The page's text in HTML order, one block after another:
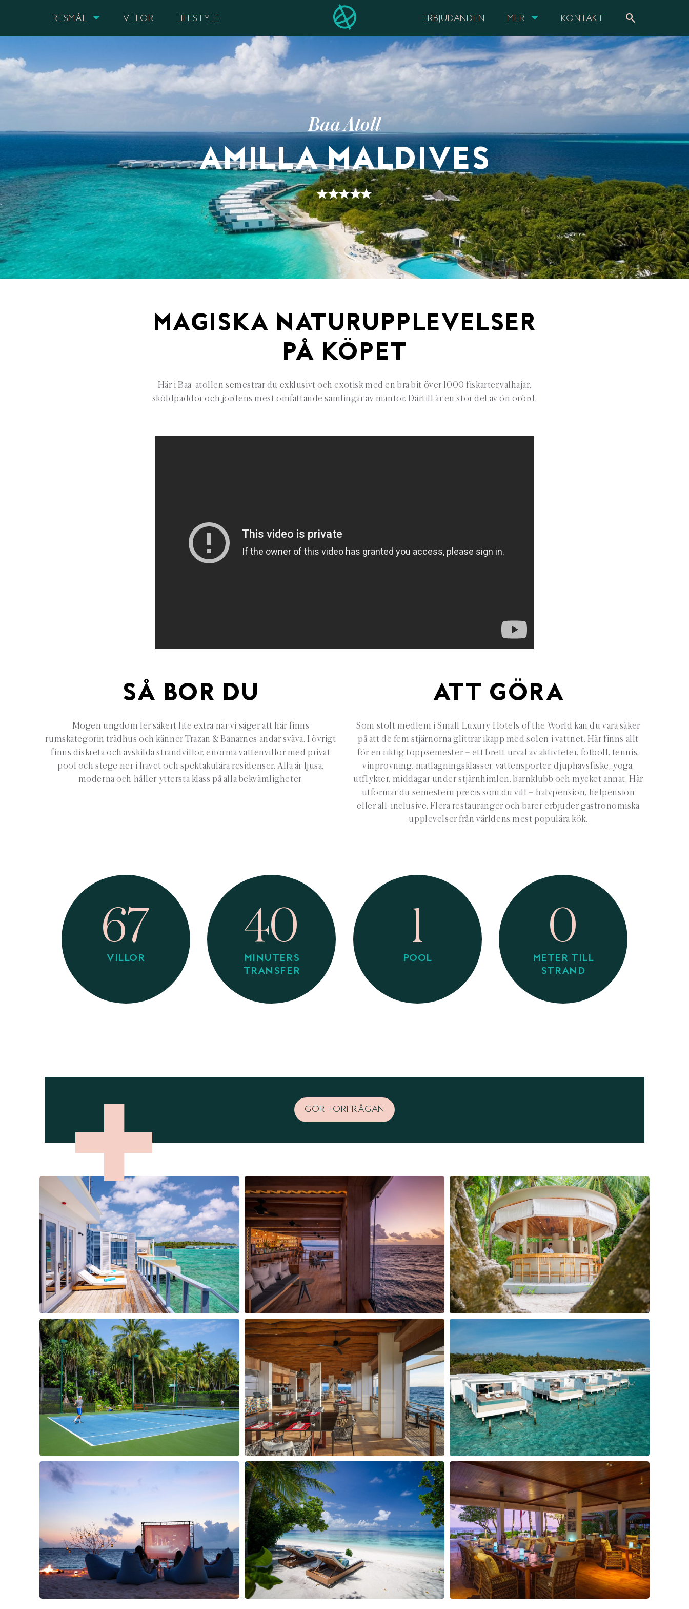
RESMÅL VILLOR LIFESTYLE ERBJUDANDEN MER KONTAKT search
Baa Atoll
AMILLA MALDIVES
MAGISKA NATURUPPLEVELSER
PÅ KÖPET
Här i Baa-atollen semestrar du exklusivt och exotisk med en bra bit över 1000 fiskarter,valhajar,
sköldpaddor och jordens mest omfattande samlingar av mantor. Därtill är en stor del av ön orörd.
SÅ BOR DU
Mogen ungdom ler säkert lite extra när vi säger att här finns
rumskategorin trädhus och känner Trazan & Banarnes andar sväva. I övrigt
finns diskreta och avskilda strandvillor, enorma vattenvillor med privat
pool och stege ner i havet och spektakulära residenser. Alla är ljusa,
moderna och håller yttersta klass på alla bekvämligheter.
ATT GÖRA
Som stolt medlem i Small Luxury Hotels of the World kan du vara säker
på att de fem stjärnorna glittrar ikapp med solen i vattnet. Här finns allt
för en riktig toppsemester – ett brett urval av aktivteter, fotboll, tennis,
vinprovning, matlagningsklasser, vattensporter, djuphavsfiske, yoga,
utflykter, middagar under stjärnhimlen, barnklubb och mycket annat. Här
utformar du semestern precis som du vill – halvpension, helpension
eller all-inclusive. Flera restauranger och barer erbjuder gastronomiska
upplevelser från världens mest populära kök.
67
VILLOR
40
MINUTERS
TRANSFER
1
POOL
0
METER TILL
STRAND
GÖR FÖRFRÅGAN